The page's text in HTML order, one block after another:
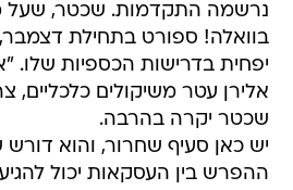
נרשמה התקדמות. שכטר, שעל
בוואלה! ספורט בתחילת
יפחית בדרישות הכספיות שלו.
אלירן עטר משיקולים כלכליים,
שכטר יקרה בהרבה.
יש כאן סעיף שחרור, והוא דורש
ההפרש בין העסקאות יכול להגיע